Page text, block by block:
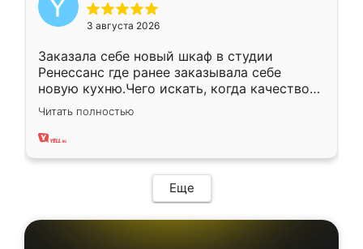
3 августа 2026
Заказала себе новый шкаф в студии
Ренессанс где ранее заказывала себе
новую кухню.Чего искать, когда качеством
вполне довольна. Служит кухня уже почти
два года, нареканий нет.
Читать полностью
Еще